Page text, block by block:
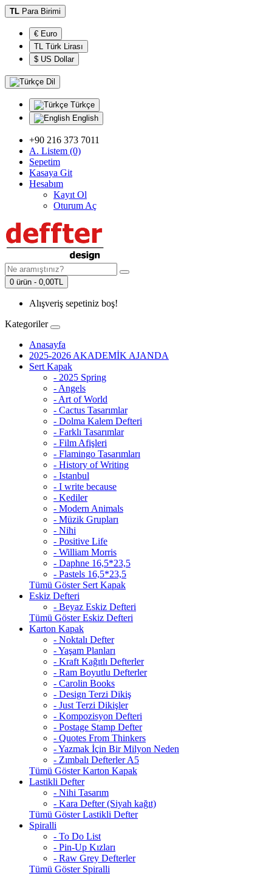
TL Para Birimi
€ Euro
TL Türk Lirası
$ US Dollar
Dil
Türkçe
English
+90 216 373 7011
A. Listem (0)
Sepetim
Kasaya Git
Hesabım
Kayıt Ol
Oturum Aç
0 ürün - 0,00TL
Alışveriş sepetiniz boş!
Kategoriler
Anasayfa
2025-2026 AKADEMİK AJANDA
Sert Kapak
- 2025 Spring
- Angels
- Art of World
- Cactus Tasarımlar
- Dolma Kalem Defteri
- Farklı Tasarımlar
- Film Afişleri
- Flamingo Tasarımları
- History of Writing
- Istanbul
- I write because
- Kediler
- Modern Animals
- Müzik Grupları
- Nihi
- Positive Life
- William Morris
- Daphne 16,5*23,5
- Pastels 16,5*23,5
Tümü Göster Sert Kapak
Eskiz Defteri
- Beyaz Eskiz Defteri
Tümü Göster Eskiz Defteri
Karton Kapak
- Noktalı Defter
- Yaşam Planları
- Kraft Kağıtlı Defterler
- Ram Boyutlu Defterler
- Carolin Books
- Design Terzi Dikiş
- Just Terzi Dikişler
- Kompozisyon Defteri
- Postage Stamp Defter
- Quotes From Thinkers
- Yazmak İçin Bir Milyon Neden
- Zımbalı Defterler A5
Tümü Göster Karton Kapak
Lastikli Defter
- Nihi Tasarım
- Kara Defter (Siyah kağıt)
Tümü Göster Lastikli Defter
Spiralli
- To Do List
- Pin-Up Kızları
- Raw Grey Defterler
Tümü Göster Spiralli